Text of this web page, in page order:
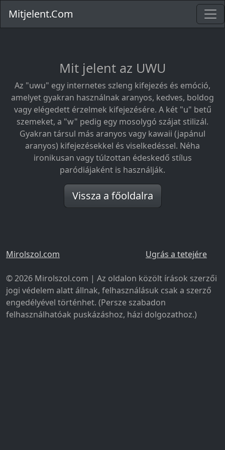
Mitjelent.Com
Mit jelent az UWU
Az "uwu" egy internetes szleng kifejezés és emóció,
amelyet gyakran használnak aranyos, kedves, boldog
vagy elégedett érzelmek kifejezésére. A két "u" betű
szemeket, a "w" pedig egy mosolygó szájat stilizál.
Gyakran társul más aranyos vagy kawaii (japánul
aranyos) kifejezésekkel és viselkedéssel. Néha
ironikusan vagy túlzottan édeskedő stílus
paródiájaként is használják.
Vissza a főoldalra
Ugrás a tetejére
Mirolszol.com
© 2026 Mirolszol.com | Az oldalon közölt írások szerzői
jogi védelem alatt állnak, felhasználásuk csak a szerző
engedélyével történhet. (Persze szabadon
felhasználhatóak puskázáshoz, házi dolgozathoz.)